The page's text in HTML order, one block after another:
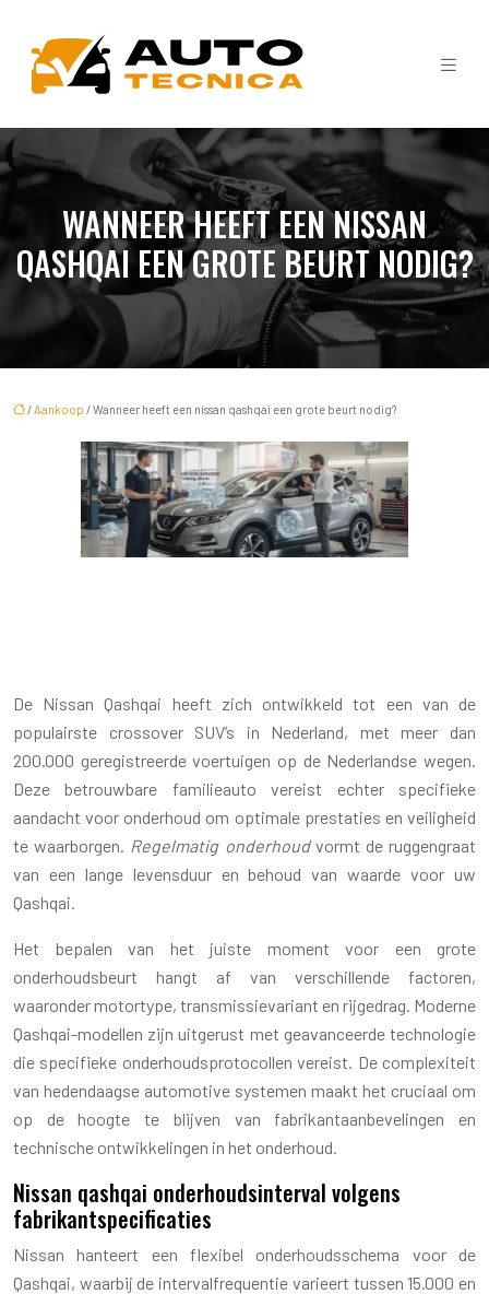
WANNEER HEEFT EEN NISSAN
QASHQAI EEN GROTE BEURT NODIG?
/Aankoop / Wanneer heeft een nissan qashqai een grote beurt nodig?
De Nissan Qashqai heeft zich ontwikkeld tot een van de
populairste crossover SUV’s in Nederland, met meer dan
200.000 geregistreerde voertuigen op de Nederlandse wegen.
Deze betrouwbare familieauto vereist echter specifieke
aandacht voor onderhoud om optimale prestaties en veiligheid
te waarborgen. Regelmatig onderhoudvormt de ruggengraat
van een lange levensduur en behoud van waarde voor uw
Qashqai.
Het bepalen van het juiste moment voor een grote
onderhoudsbeurt hangt af van verschillende factoren,
waaronder motortype, transmissievariant en rijgedrag. Moderne
Qashqai-modellen zijn uitgerust met geavanceerde technologie
die specifieke onderhoudsprotocollen vereist. De complexiteit
van hedendaagse automotive systemen maakt het cruciaal om
op de hoogte te blijven van fabrikantaanbevelingen en
technische ontwikkelingen in het onderhoud.
Nissan qashqai onderhoudsinterval volgens
fabrikantspecificaties
Nissan hanteert een flexibel onderhoudsschema voor de
Qashqai, waarbij de intervalfrequentie varieert tussen 15.000 en